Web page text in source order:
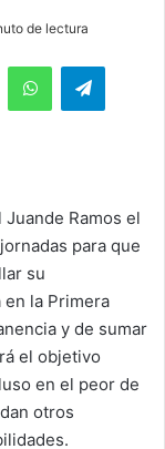
de lectura
Ramos el
para que
su
en la Primera
y de sumar
el objetivo
en el peor de
otros